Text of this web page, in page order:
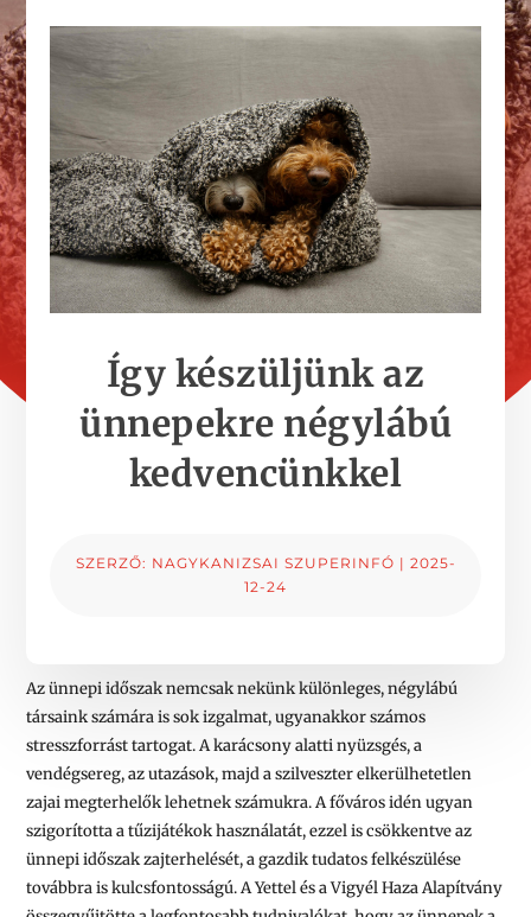
Így készüljünk az
ünnepekre négylábú
kedvencünkkel
SZERZŐ: NAGYKANIZSAI SZUPERINFÓ | 2025-
12-24
Az ünnepi időszak nemcsak nekünk különleges, négylábú
társaink számára is sok izgalmat, ugyanakkor számos
stresszforrást tartogat. A karácsony alatti nyüzsgés, a
vendégsereg, az utazások, majd a szilveszter elkerülhetetlen
zajai megterhelők lehetnek számukra. A főváros idén ugyan
szigorította a tűzijátékok használatát, ezzel is csökkentve az
ünnepi időszak zajterhelését, a gazdik tudatos felkészülése
továbbra is kulcsfontosságú. A Yettel és a Vigyél Haza Alapítvány